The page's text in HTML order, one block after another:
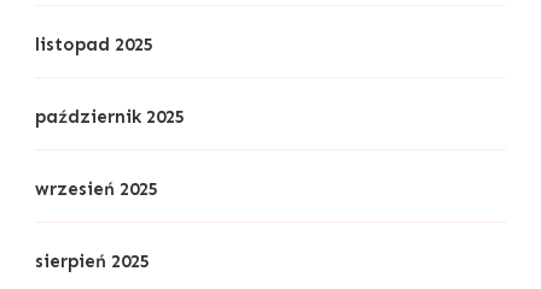
listopad 2025
październik 2025
wrzesień 2025
sierpień 2025